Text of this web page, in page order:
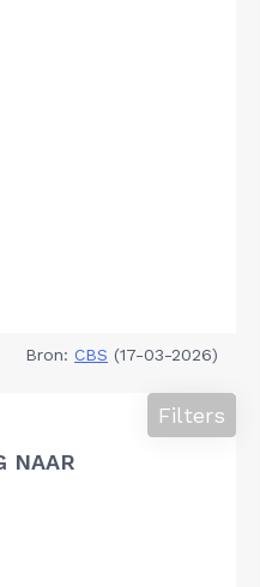
Bron: CBS (17-03-2026)
NAAR
Filters